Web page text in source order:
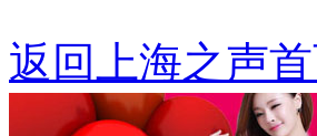
返回上海之声